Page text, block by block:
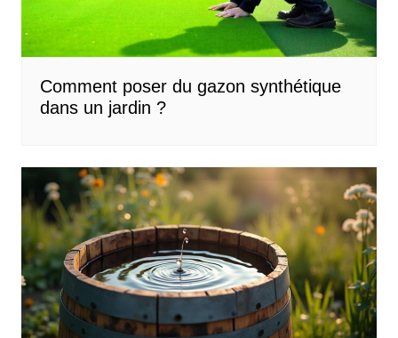
Comment poser du gazon synthétique
dans un jardin ?